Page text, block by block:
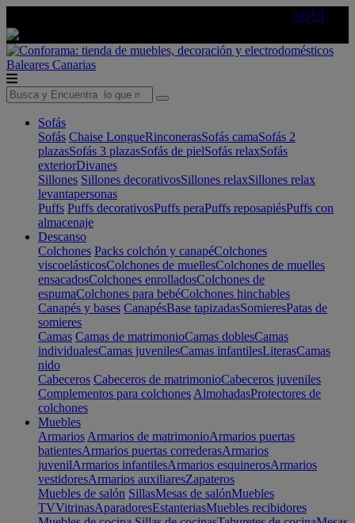
AQUÍ
Baleares Canarias
Sofás
Sofás Chaise LongueRinconerasSofás camaSofás 2
plazasSofás 3 plazasSofás de pielSofás relaxSofás
exteriorDivanes
Sillones Sillones decorativosSillones relaxSillones relax
levantapersonas
Puffs Puffs decorativosPuffs peraPuffs reposapiésPuffs con
almacenaje
Descanso
Colchones Packs colchón y canapéColchones
viscoelásticosColchones de muellesColchones de muelles
ensacadosColchones enrolladosColchones de
espumaColchones para bebéColchones hinchables
Canapés y bases CanapésBase tapizadasSomieresPatas de
somieres
Camas Camas de matrimonioCamas doblesCamas
individualesCamas juvenilesCamas infantilesLiterasCamas
nido
Cabeceros Cabeceros de matrimonioCabeceros juveniles
Complementos para colchones AlmohadasProtectores de
colchones
Muebles
Armarios Armarios de matrimonioArmarios puertas
batientesArmarios puertas correderasArmarios
juvenilArmarios infantilesArmarios esquinerosArmarios
vestidoresArmarios auxiliaresZapateros
Muebles de salón SillasMesas de salónMuebles
TVVitrinasAparadoresEstanteriasMuebles recibidores